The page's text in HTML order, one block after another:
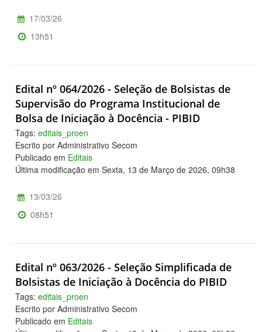
17/03/26
13h51
Edital nº 064/2026 - Seleção de Bolsistas de
Supervisão do Programa Institucional de
Bolsa de Iniciação à Docência - PIBID
Tags: editais_proen
Escrito por Administrativo Secom
Publicado em Editais
Última modificação em Sexta, 13 de Março de 2026, 09h38
13/03/26
08h51
Edital nº 063/2026 - Seleção Simplificada de
Bolsistas de Iniciação à Docência do PIBID
Tags: editais_proen
Escrito por Administrativo Secom
Publicado em Editais